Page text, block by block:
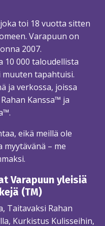
toi 18 vuotta sitten
Varapuun on
2007.
10 000 taloudellista
muuten tapahtuisi.
ja verkossa, joissa
Kanssa™ ja
eikä meillä ole
– me
Varapuun yleisiä
(TM)
Taitavaksi Rahan
Kurkistus Kulisseihin,